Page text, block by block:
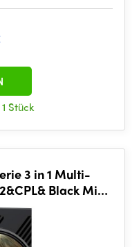
1 Stück
3 in 1 Multi-
Black Mist